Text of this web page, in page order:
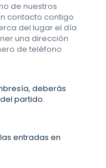
de nuestros
contacto contigo
del lugar el día
una dirección
de teléfono
deberás
partido.
entradas en